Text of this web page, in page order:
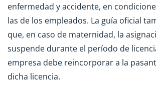
enfermedad y accidente, en
las de los empleados. La guía oficial
que, en caso de maternidad, la
suspende durante el período de
empresa debe reincorporar a la
dicha licencia.